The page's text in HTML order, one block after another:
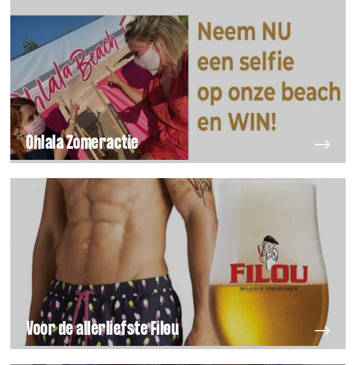
Ohlala Zomeractie
Voor de allerliefste Filou